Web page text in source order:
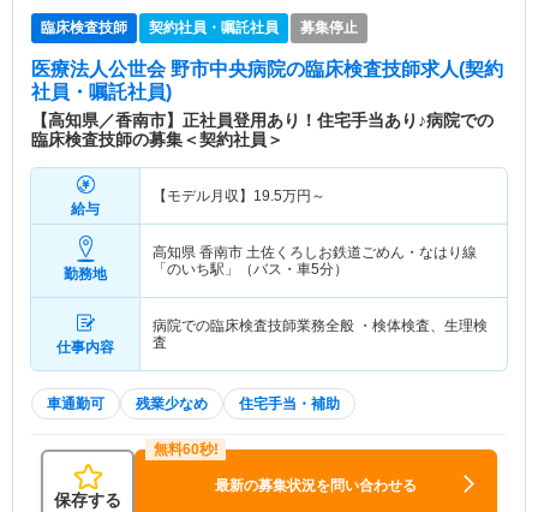
臨床検査技師 契約社員・嘱託社員 募集停止
医療法人公世会 野市中央病院の臨床検査技師求人(契約
社員・嘱託社員)
【高知県／香南市】正社員登用あり！住宅手当あり♪病院での
臨床検査技師の募集＜契約社員＞
給与
【モデル月収】 19.5万円～
勤務地
高知県 香南市 土佐くろしお鉄道ごめん・なはり線
「のいち駅」（バス・車5分）
仕事内容
病院での臨床検査技師業務全般 ・検体検査、生理検
査
車通勤可 残業少なめ 住宅手当・補助
保存する
最新の募集状況を問い合わせる